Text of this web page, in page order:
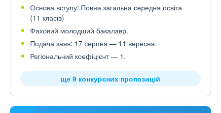
Основа вступу: Повна загальна середня освіта
(11 класів)
Фаховий молодший бакалавр.
Подача заяв: 17 серпня — 11 вересня.
Регіональний коефіцієнт — 1.
ще 9 конкурсних пропозицій